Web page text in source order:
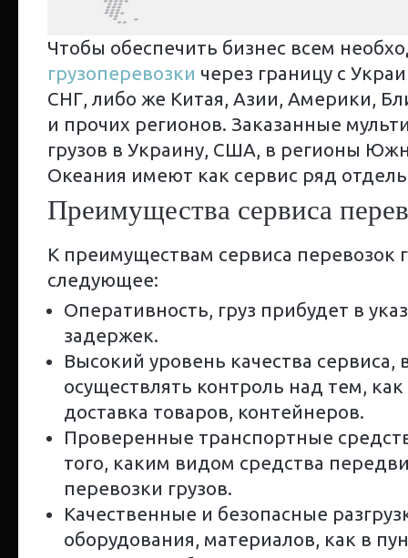
Чтобы обеспечить бизнес всем
грузоперевозки через границу с
СНГ, либо же Китая, Азии, Америки,
и прочих регионов. Заказанные
грузов в Украину, США, в регионы
Океания имеют как сервис ряд
Преимущества сервиса
К преимуществам сервиса перевозок
следующее:
Оперативность, груз прибудет в
задержек.
Высокий уровень качества сервиса,
осуществлять контроль над тем, как
доставка товаров, контейнеров.
Проверенные транспортные
того, каким видом средства
перевозки грузов.
Качественные и безопасные
оборудования, материалов, как в